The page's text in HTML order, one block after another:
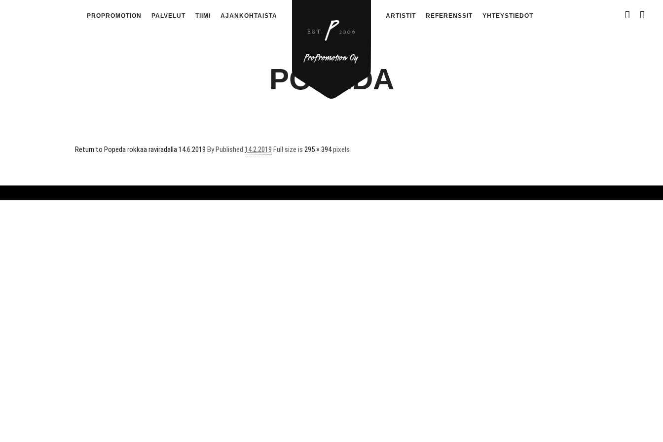
PROPROMOTION PALVELUT TIIMI AJANKOHTAISTA ARTISTIT REFERENSSIT YHTEYSTIEDOT
POPEDA
Return to Popeda rokkaa raviradalla 14.6.2019 ByPublished 14.2.2019 Full size is 295 × 394pixels